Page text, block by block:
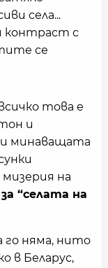
села...
контраст с
се
това е
и
минаващата
на
“селата на
го няма, нито
в Беларус,